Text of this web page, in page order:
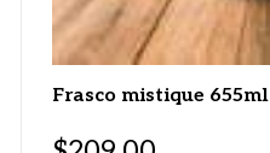
Frasco mistique 655ml